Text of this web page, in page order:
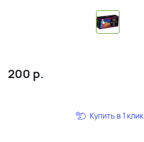
200 р.
Купить в 1 клик